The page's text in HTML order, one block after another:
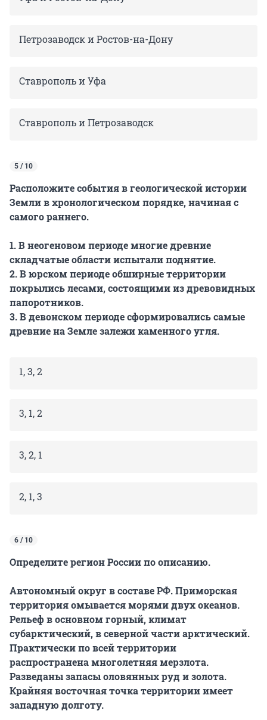
Петрозаводск и Ростов-на-Дону
Ставрополь и Уфа
Ставрополь и Петрозаводск
5 / 10
Расположите события в геологической истории
Земли в хронологическом порядке, начиная с
самого раннего.
1. В неогеновом периоде многие древние
складчатые области испытали поднятие.
2. В юрском периоде обширные территории
покрылись лесами, состоящими из древовидных
папоротников.
3. В девонском периоде сформировались самые
древние на Земле залежи каменного угля.
1, 3, 2
3, 1, 2
3, 2, 1
2, 1, 3
6 / 10
Определите регион России по описанию.
Автономный округ в составе РФ. Приморская
территория омывается морями двух океанов.
Рельеф в основном горный, климат
субарктический, в северной части арктический.
Практически по всей территории
распространена многолетняя мерзлота.
Разведаны запасы оловянных руд и золота.
Крайняя восточная точка территории имеет
западную долготу.